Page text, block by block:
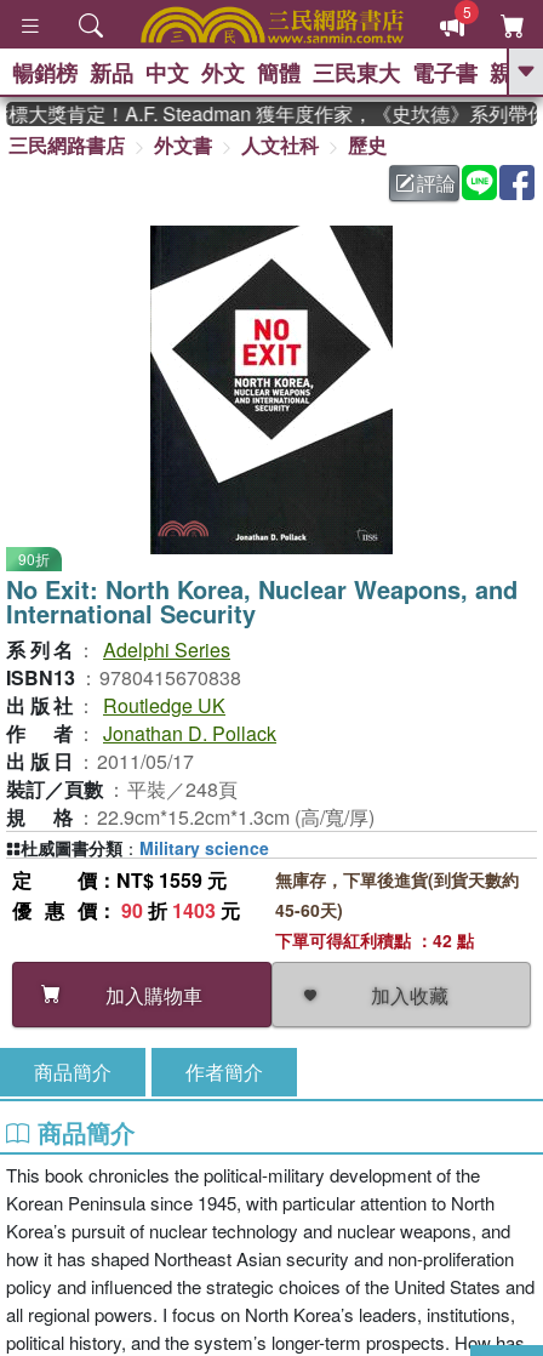
5
GO
熱搜： 東野圭吾 、
父親節 、 如果歷
暑期推薦 、 國際布克
獎 臺灣漫遊錄 、 方念華
登輝時代
數學女孩：黎曼猜想
偉大的迷走神經
暢銷榜 新品 中文 外文 簡體 三民東大 電子書 親子
獎肯定！A.F. Steadman 獲年度作家，《史坎德》系列帶你
三民網路書店
外文書 人文社科
歷史
評論
90折
No Exit: North Korea, Nuclear Weapons, and
International Security
系列名 ： Adelphi Series
ISBN13 ： 9780415670838
出版社 ：
Routledge UK
作者 ： Jonathan D. Pollack
出版日 ： 2011/05/17
裝訂／頁數 ： 平裝／248頁
規格 ： 22.9cm*15.2cm*1.3cm (高/寬/厚)
定價 ：NT$ 1559 元
優惠價 ： 90折1403 元
加入購物車 加入收藏
無庫存，下單後進貨(到貨天數約
45-60天)
下單可得紅利積點 ：42 點
杜威圖書分類 ： Military science
商品簡介 作者簡介
商品簡介
This book chronicles the political-military development of the
Korean Peninsula since 1945, with particular attention to North
Korea’s pursuit of nuclear technology and nuclear weapons, and
how it has shaped Northeast Asian security and non-proliferation
policy and influenced the strategic choices of the United States and
all regional powers. I focus on North Korea’s leaders, institutions,
political history, and the system’s longer-term prospects. How has